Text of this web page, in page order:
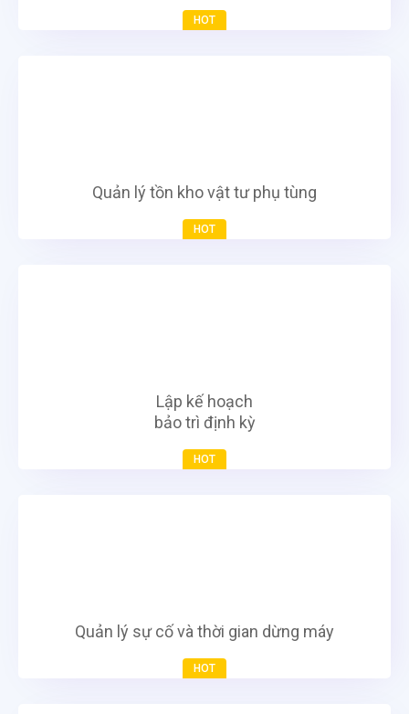
HOT
Quản lý tồn kho vật tư phụ tùng
HOT
Lập kế hoạch
bảo trì định kỳ
HOT
Quản lý sự cố và thời gian dừng máy
HOT